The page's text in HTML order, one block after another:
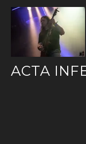
Skip
ACTA